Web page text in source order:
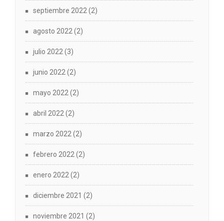
septiembre 2022(2)
agosto 2022(2)
julio 2022(3)
junio 2022(2)
mayo 2022(2)
abril 2022(2)
marzo 2022(2)
febrero 2022(2)
enero 2022(2)
diciembre 2021 (2)
noviembre 2021 (2)